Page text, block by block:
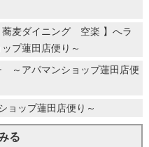
麦ダイニング 空楽 】へラ
プ蓮田店便り～
～アパマンショップ蓮田店便
ップ蓮田店便り～
る